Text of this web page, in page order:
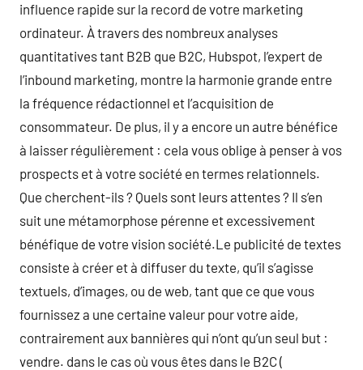
influence rapide sur la record de votre marketing
ordinateur. À travers des nombreux analyses
quantitatives tant B2B que B2C, Hubspot, l’expert de
l’inbound marketing, montre la harmonie grande entre
la fréquence rédactionnel et l’acquisition de
consommateur. De plus, il y a encore un autre bénéfice
à laisser régulièrement : cela vous oblige à penser à vos
prospects et à votre société en termes relationnels.
Que cherchent-ils ? Quels sont leurs attentes ? Il s’en
suit une métamorphose pérenne et excessivement
bénéfique de votre vision société.Le publicité de textes
consiste à créer et à diffuser du texte, qu’il s’agisse
textuels, d’images, ou de web, tant que ce que vous
fournissez a une certaine valeur pour votre aide,
contrairement aux bannières qui n’ont qu’un seul but :
vendre. dans le cas où vous êtes dans le B2C (